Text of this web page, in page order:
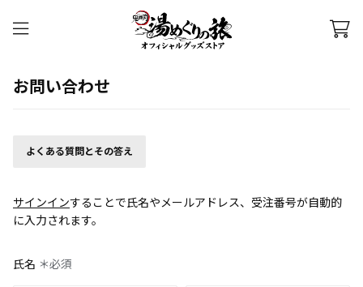
お問い合わせ
よくある質問とその答え
サインインすることで氏名やメールアドレス、受注番号が自動的
に入力されます。
氏名 ＊必須